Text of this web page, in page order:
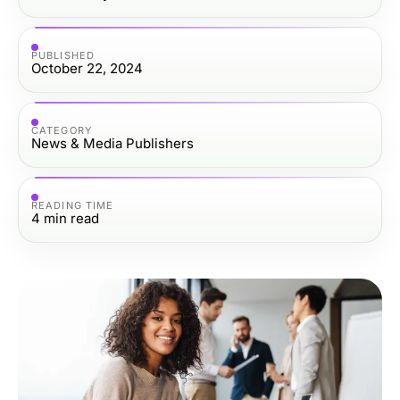
PUBLISHED
October 22, 2024
CATEGORY
News & Media Publishers
READING TIME
4 min read